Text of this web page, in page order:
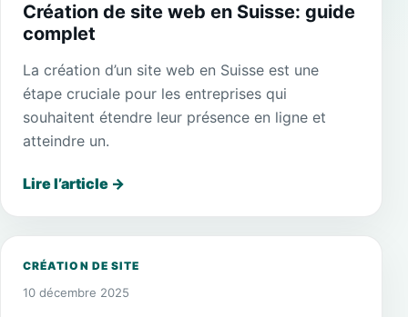
Création de site web en Suisse: guide
complet
La création d’un site web en Suisse est une
étape cruciale pour les entreprises qui
souhaitent étendre leur présence en ligne et
atteindre un.
Lire l’article →
CRÉATION DE SITE
10 décembre 2025